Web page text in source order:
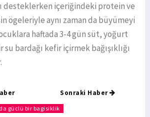
desteklerken içeriğindeki protein ve
ögeleriyle aynı zaman da büyümeyi
haftada 3-4 gün süt, yoğurt
bardağı kefir içirmek bağışıklığı
Sonraki Haber
güclü bir bagisiklik